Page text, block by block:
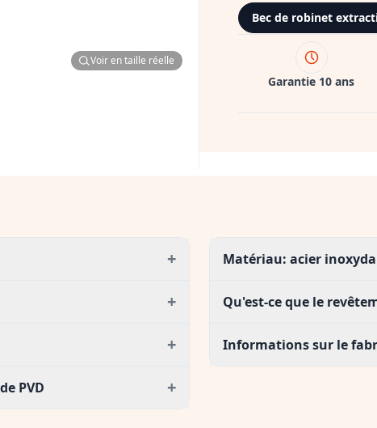
Voir en taille réelle
Bec de robinet
Garantie 10 ans
+
+
+
PVD +
Matériau: acier
Qu'est-ce que le
Informations sur le